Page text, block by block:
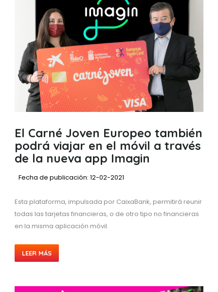
El Carné Joven Europeo también
podrá viajar en el móvil a través
de la nueva app Imagin
Fecha de publicación: 12-02-2021
Esta plataforma, impulsada por CaixaBank, permitirá reunir
todas las tarjetas financieras, o de otro tipo no financieras
en la misma aplicación móvil.
LEER MÁS